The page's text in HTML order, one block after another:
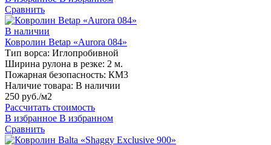
Сравнить
В наличии
Ковролин Betap «Aurora 084»
Тип ворса: Иглопробивной
Ширина рулона в резке: 2 м.
Пожарная безопасность: КМ3
Наличие товара: В наличии
250 руб./м2
Рассчитать стоимость
В избранное В избранном
Сравнить